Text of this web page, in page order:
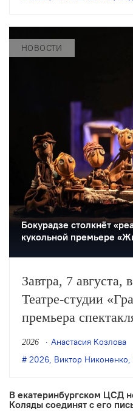
«Бедная Лиза» по
повести
НОВОСТИ
Бокурадзе столкнëт
кукольной премьере
Завтра, 7
Театре-студии
премьера
«Жили-были» по
Бирюкова.
2026
Анастасия Козлова
2026 Виктор Никоненко
В екатеринбургском ЦСД
Коляды соединят с его